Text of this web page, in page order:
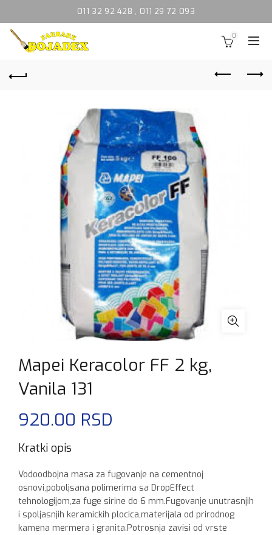
011 32 92 428 , 011 29 72 093
0
Mapei Keracolor FF 2 kg,
Vanila 131
920.00 RSD
Kratki opis
Vodoodbojna masa za fugovanje na cementnoj
osnovi,poboljsana polimerima sa DropEffect
tehnologijom,za fuge sirine do 6 mm.Fugovanje unutrasnjih
i spoljasnjih keramickih plocica,materijala od prirodnog
kamena mermera i granita.Potrosnja zavisi od vrste